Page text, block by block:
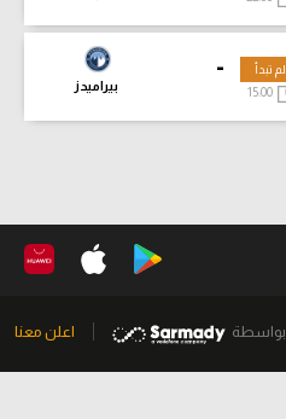
-
بيراميدز
لم تبدأ
15:00
بواسطة اعلن معنا